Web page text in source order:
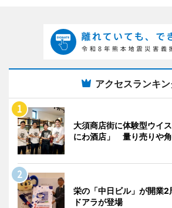
アクセスランキ
大須商店街に体験型ウイ
にわ酒店」 量り売りや
栄の「中日ビル」が開業
ドアラが登場